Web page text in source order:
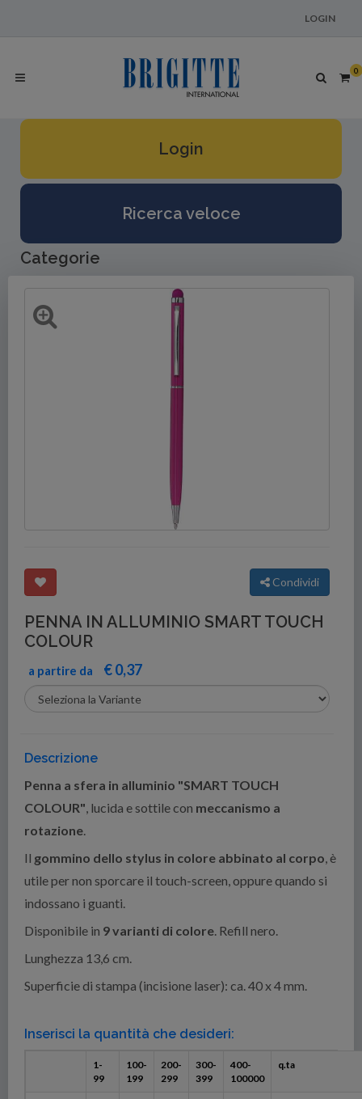
LOGIN
0
Login
Ricerca veloce
Categorie
Condividi
PENNA IN ALLUMINIO SMART TOUCH
COLOUR
a partire da € 0,37
Descrizione
Penna a sfera in alluminio "SMART TOUCH
COLOUR", lucida e sottile con meccanismo a
rotazione.
Il gommino dello stylus in colore abbinato al corpo, è
utile per non sporcare il touch-screen, oppure quando si
indossano i guanti.
Disponibile in 9 varianti di colore. Refill nero.
Lunghezza 13,6 cm.
Superficie di stampa (incisione laser): ca. 40 x 4 mm.
Inserisci la quantità che desideri:
1-
99
100-
199
200-
299
300-
399
400-
100000
q.ta